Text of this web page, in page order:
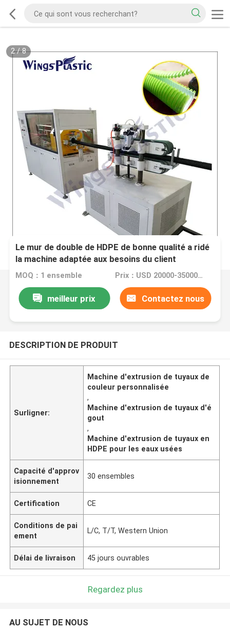
2/8
Le mur de double de HDPE de bonne qualité a ridé
la machine adaptée aux besoins du client
d'extrusion de tuyau de couleur pour le tuyau
MOQ：1 ensemble Prix：USD 20000-35000 per set
meilleur prix Contactez nous
DESCRIPTION DE PRODUIT
Surligner:
Machine d'extrusion de tuyaux de
couleur personnalisée
,
Machine d'extrusion de tuyaux d'é
gout
,
Machine d'extrusion de tuyaux en
HDPE pour les eaux usées
Capacité d'approv
isionnement
30 ensembles
Certification CE
Conditions de pai
ement
L/C, T/T, Western Union
Délai de livraison 45 jours ouvrables
Regardez plus
AU SUJET DE NOUS